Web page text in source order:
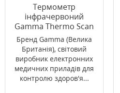
Термометр
інфрачервоний
Gamma Thermo Scan
Бренд Gamma (Велика
Британія), світовий
виробник електронних
медичних приладів для
контролю здоров'я...